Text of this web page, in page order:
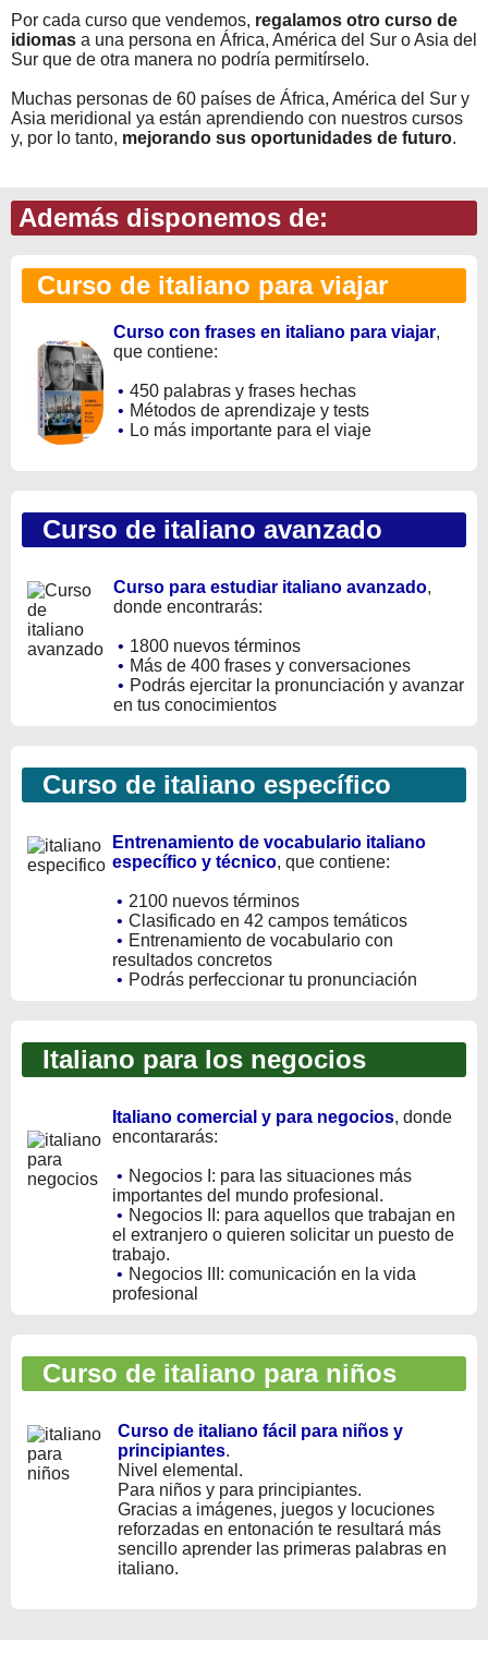
Por cada curso que vendemos, regalamos otro curso de
idiomas a una persona en África, América del Sur o Asia del
Sur que de otra manera no podría permitírselo.
Muchas personas de 60 países de África, América del Sur y
Asia meridional ya están aprendiendo con nuestros cursos
y, por lo tanto, mejorando sus oportunidades de futuro.
Además disponemos de:
Curso de italiano para viajar
Curso con frases en italiano para viajar,
que contiene:
• 450 palabras y frases hechas
• Métodos de aprendizaje y tests
• Lo más importante para el viaje
Curso de italiano avanzado
Curso para estudiar italiano avanzado,
donde encontrarás:
• 1800 nuevos términos
• Más de 400 frases y conversaciones
• Podrás ejercitar la pronunciación y avanzar
en tus conocimientos
Curso de italiano específico
Entrenamiento de vocabulario italiano
específico y técnico, que contiene:
• 2100 nuevos términos
• Clasificado en 42 campos temáticos
• Entrenamiento de vocabulario con
resultados concretos
• Podrás perfeccionar tu pronunciación
Italiano para los negocios
Italiano comercial y para negocios, donde
encontararás:
• Negocios I: para las situaciones más
importantes del mundo profesional.
• Negocios II: para aquellos que trabajan en
el extranjero o quieren solicitar un puesto de
trabajo.
• Negocios III: comunicación en la vida
profesional
Curso de italiano para niños
Curso de italiano fácil para niños y
principiantes.
Nivel elemental.
Para niños y para principiantes.
Gracias a imágenes, juegos y locuciones
reforzadas en entonación te resultará más
sencillo aprender las primeras palabras en
italiano.